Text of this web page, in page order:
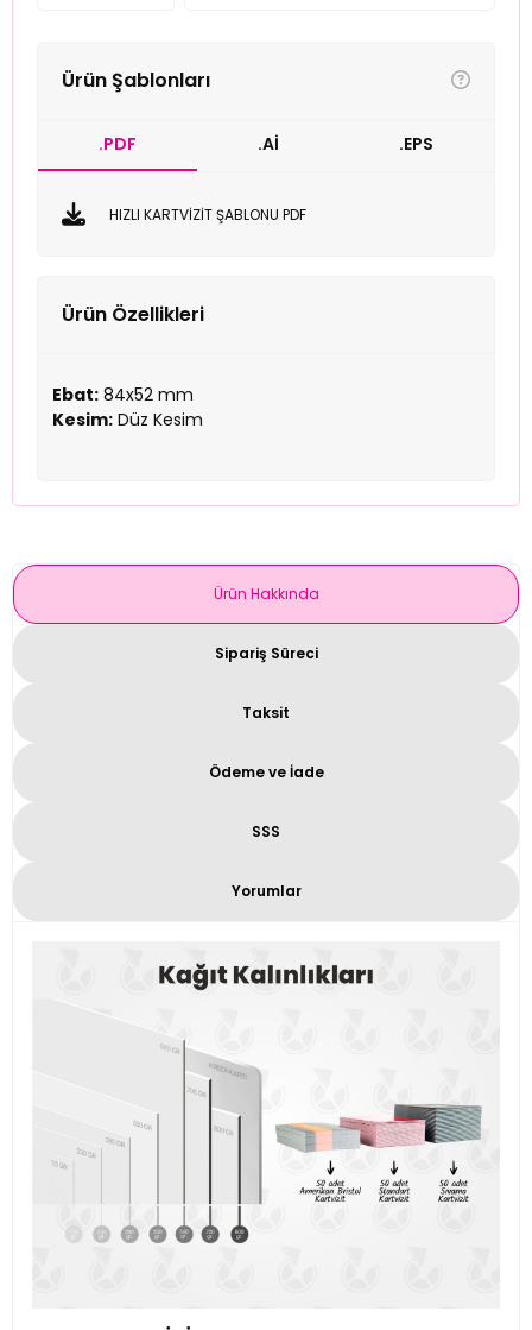
Ürün Şablonları
.PDF .Aİ .EPS
HIZLI KARTVİZİT ŞABLONU PDF
Ürün Özellikleri
Ebat: 84x52 mm
Kesim: Düz Kesim
Ürün Hakkında
Sipariş Süreci
Taksit
Ödeme ve İade
SSS
Yorumlar